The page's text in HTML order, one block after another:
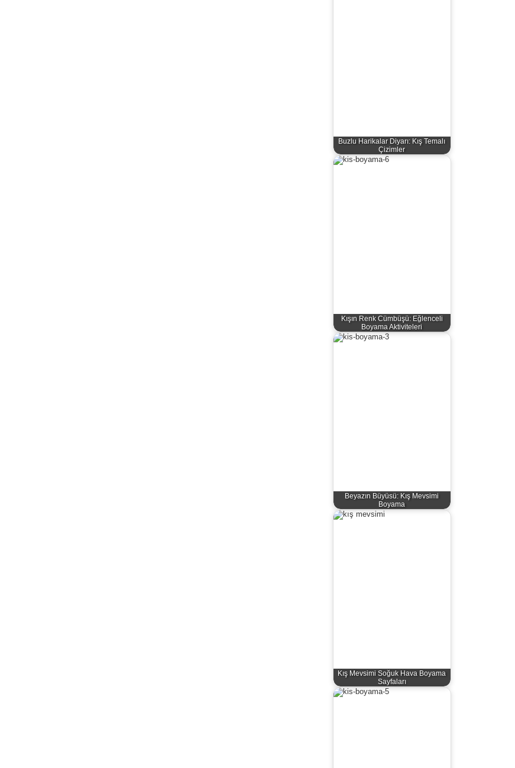
Buzlu Harikalar Diyarı: Kış Temalı
Çizimler
Kışın Renk Cümbüşü: Eğlenceli
Boyama Aktiviteleri
Beyazın Büyüsü: Kış Mevsimi
Boyama
Kış Mevsimi Soğuk Hava Boyama
Sayfaları